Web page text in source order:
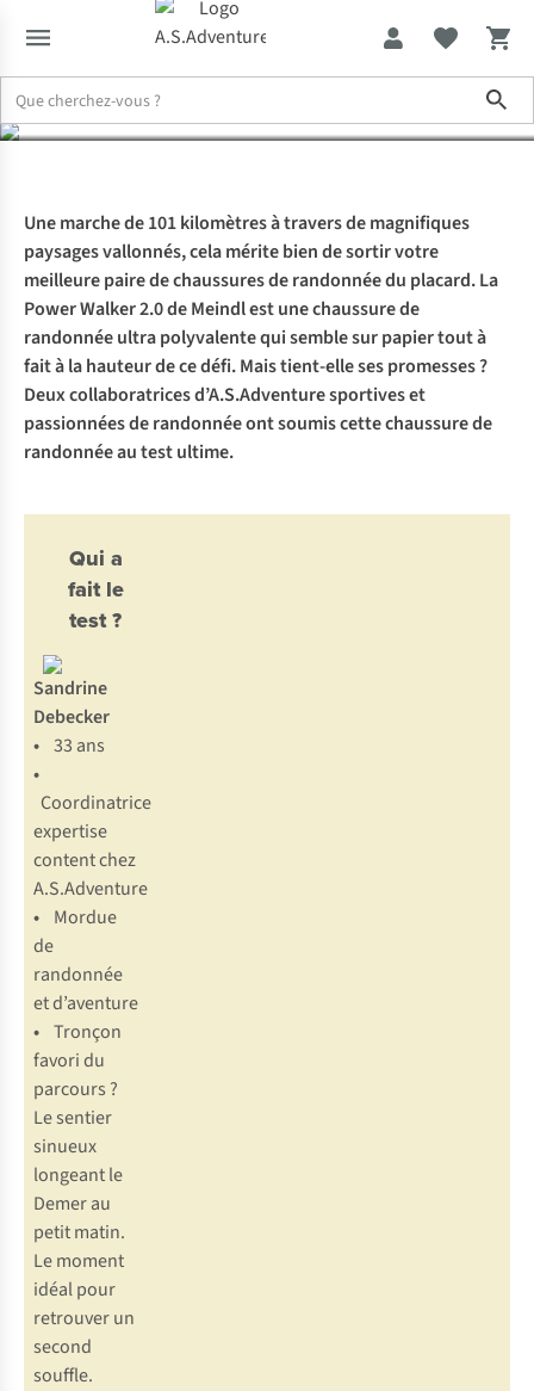
Power Walker 2.0
Une marche de 101 kilomètres à travers de magnifiques
paysages vallonnés, cela mérite bien de sortir votre
meilleure paire de chaussures de randonnée du placard. La
Power Walker 2.0 de Meindl est une chaussure de
randonnée ultra polyvalente qui semble sur papier tout à
fait à la hauteur de ce défi. Mais tient-elle ses promesses ?
Deux collaboratrices d’A.S.Adventure sportives et
passionnées de randonnée ont soumis cette chaussure de
randonnée au test ultime.
Qui a
fait le
test ?
Sandrine
Debecker
• 33 ans
•
Coordinatrice
expertise
content chez
A.S.Adventure
• Mordue
de
randonnée
et d’aventure
• Tronçon
favori du
parcours ?
Le sentier
sinueux
longeant le
Demer au
petit matin.
Le moment
idéal pour
retrouver un
second
souffle.